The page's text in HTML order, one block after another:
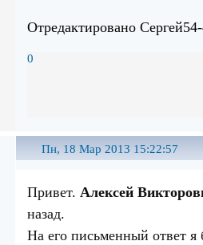
Отредактировано
0
Пн, 18 Мар 2013 15:22:57
Привет. Алексей
назад.
На его письменный ответ я